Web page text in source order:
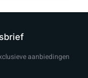
aanbiedingen